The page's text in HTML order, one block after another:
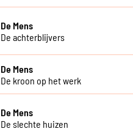
De Mens
De achterblijvers
De Mens
De kroon op het werk
De Mens
De slechte huizen